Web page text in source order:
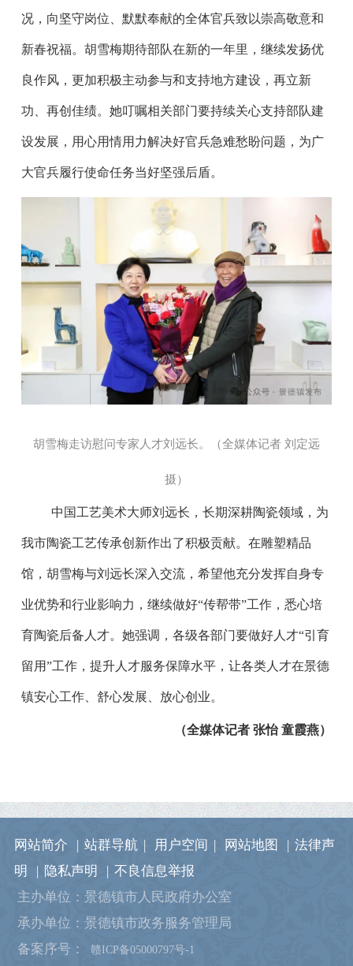
况，向坚守岗位、默默奉献的全体官兵致以崇高敬意和
新春祝福。胡雪梅期待部队在新的一年里，继续发扬优
良作风，更加积极主动参与和支持地方建设，再立新
功、再创佳绩。她叮嘱相关部门要持续关心支持部队建
设发展，用心用情用力解决好官兵急难愁盼问题，为广
大官兵履行使命任务当好坚强后盾。
胡雪梅走访慰问专家人才刘远长。（全媒体记者 刘定远
摄）
中国工艺美术大师刘远长，长期深耕陶瓷领域，为
我市陶瓷工艺传承创新作出了积极贡献。在雕塑精品
馆，胡雪梅与刘远长深入交流，希望他充分发挥自身专
业优势和行业影响力，继续做好“传帮带”工作，悉心培
育陶瓷后备人才。她强调，各级各部门要做好人才“引育
留用”工作，提升人才服务保障水平，让各类人才在景德
镇安心工作、舒心发展、放心创业。
（全媒体记者 张怡 童霞燕）
网站简介 | 站群导航 | 用户空间 | 网站地图 | 法律声
明
| 隐私声明 | 不良信息举报
主办单位：景德镇市人民政府办公室
承办单位：景德镇市政务服务管理局
备案序号：
赣ICP备05000797号-1